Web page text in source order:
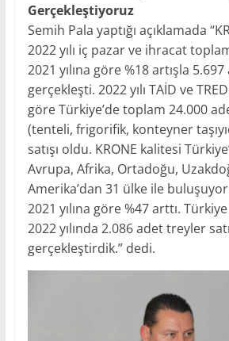
Gerçekleştiyoruz
Semih Pala yaptığı açıklamada
2022 yılı iç pazar ve ihracat
2021 yılına göre %18 artışla
gerçekleşti. 2022 yılı TAİD ve
göre Türkiye’de toplam 24.000
(tenteli, frigorifik, konteyner
satışı oldu. KRONE kalitesi
Avrupa, Afrika, Ortadoğu,
Amerika’dan 31 ülke ile
2021 yılına göre %47 arttı.
2022 yılında 2.086 adet treyler
gerçekleştirdik.” dedi.